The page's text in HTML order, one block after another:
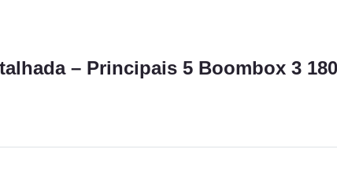
– Principais 5 Boombox 3